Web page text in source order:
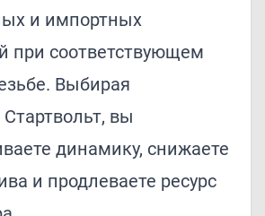
и импортных
при соответствующем
Выбирая
вы
динамику, снижаете
и продлеваете ресурс